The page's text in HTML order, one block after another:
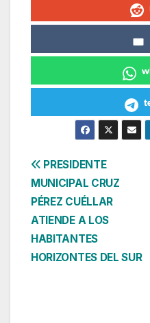
Navegación
de
entradas
PRESIDENTE
MUNICIPAL CRUZ
PÉREZ CUÉLLAR
ATIENDE A LOS
HABITANTES
HORIZONTES DEL SUR